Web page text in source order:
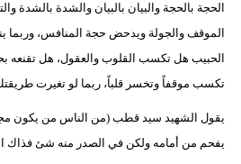
الحجة بالحجة والبيان بالبيان والشدة بالشدة
الموقف والجولة ويدحض حجة المنافس، وربما
الحبيب هل تكسب القلوب والعقول، هل تقنعه
تكسب موقفاً وتخسر قلباً، ربما لو تغيرت
يقول الشهيد سيد قطب (من الناس من يكون
يفحم من أمامه ولكن في الصدر منه شئ فذاك